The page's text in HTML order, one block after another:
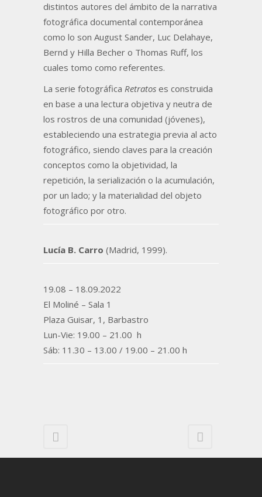
distintos autores del ámbito de la narrativa
fotográfica documental contemporánea
como lo son August Sander, Luc Delahaye,
Bernd y Hilla Becher o Thomas Ruff, los
cuales tomo como referentes.
La serie fotográfica Retratos es construida
en base a una lectura objetiva y neutra de
los rostros de una comunidad (jóvenes),
estableciendo una estrategia previa al acto
fotográfico, siendo claves para la creación
conceptos como la objetividad, la
repetición, la serialización o la acumulación,
por un lado; y la materialidad del objeto
fotográfico por otro.
Lucía B. Carro (Madrid, 1999).
19.08 – 18.09.2022
El Moliné – Sala 1
Plaza Guisar, 1, Barbastro
Lun-Vie: 19.00 – 21.00 h
Sáb: 11.30 – 13.00 / 19.00 – 21.00 h